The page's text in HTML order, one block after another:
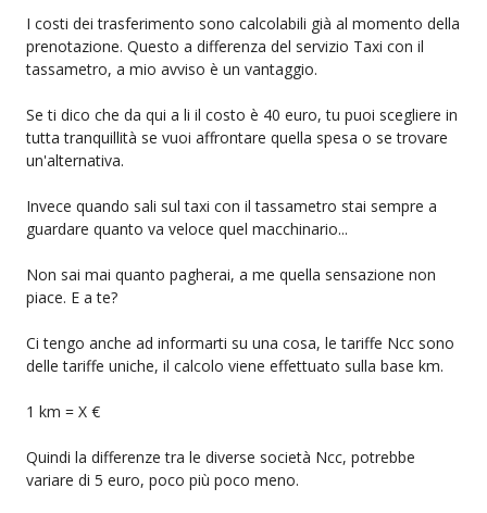
I costi dei trasferimento sono calcolabili già al momento della
prenotazione. Questo a differenza del servizio Taxi con il
tassametro, a mio avviso è un vantaggio.
Se ti dico che da qui a li il costo è 40 euro, tu puoi scegliere in
tutta tranquillità se vuoi affrontare quella spesa o se trovare
un'alternativa.
Invece quando sali sul taxi con il tassametro stai sempre a
guardare quanto va veloce quel macchinario...
Non sai mai quanto pagherai, a me quella sensazione non
piace. E a te?
Ci tengo anche ad informarti su una cosa, le tariffe Ncc sono
delle tariffe uniche, il calcolo viene effettuato sulla base km.
1 km = X €
Quindi la differenze tra le diverse società Ncc, potrebbe
variare di 5 euro, poco più poco meno.